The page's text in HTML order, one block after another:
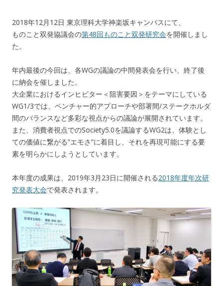
2018年12月12日 東京理科大学神楽坂キャンパスにて、
ものこと双発協議会の第48回ものこと双発研究会を開催しまし
た。
年内最後の今回は、各WGの議論の中間発表会を行い、終了後
に納会を催しました。
大企業におけるインヒビター＜阻害要因＞をテーマにしている
WG1/3では、ベンチャー的アプローチや部署間/ステークホルダ
間のバランスなど多彩な視点からの議論が展開されています。
また、消費者視点でのSociety5.0を議論するWG2は、体験とし
ての価値に繋がる”エモさ”に着目し、それを再現可能にする要
素を明らかにしようとしています。
本年度の成果は、2019年3月23日に開催される2018年度年次研
究発表大会で発表されます。